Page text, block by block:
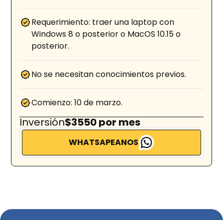
Requerimiento: traer una laptop con
Windows 8 o posterior o MacOS 10.15 o
posterior.
No se necesitan conocimientos previos.
Comienzo: 10 de marzo.
Inversión$3550 por mes
WHATSAPEANOS